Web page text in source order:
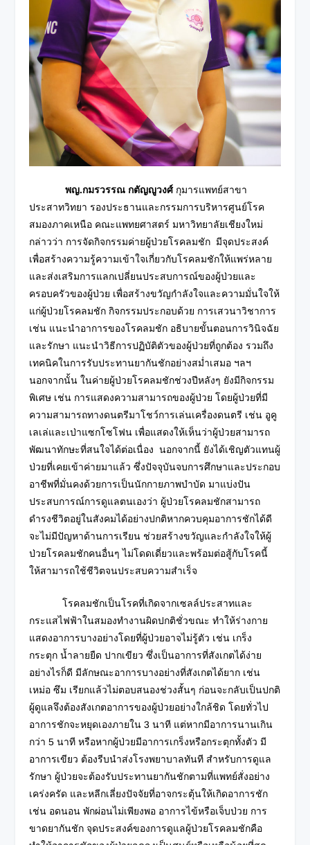
พญ.กมรวรรณ กตัญญูวงศ์ กุมารแพทย์สาขา
ประสาทวิทยา รองประธานและกรรมการบริหารศูนย์โรค
สมองภาคเหนือ คณะแพทยศาสตร์ มหาวิทยาลัยเชียงใหม่
กล่าวว่า การจัดกิจกรรมค่ายผู้ป่วยโรคลมชัก มีจุดประสงค์
เพื่อสร้างความรู้ความเข้าใจเกี่ยวกับโรคลมชักให้แพร่หลาย
และส่งเสริมการแลกเปลี่ยนประสบการณ์ของผู้ป่วยและ
ครอบครัวของผู้ป่วย เพื่อสร้างขวัญกำลังใจและความมั่นใจให้
แก่ผู้ป่วยโรคลมชัก กิจกรรมประกอบด้วย การเสวนาวิชาการ
เช่น แนะนำอาการของโรคลมชัก อธิบายขั้นตอนการวินิจฉัย
และรักษา แนะนำวิธีการปฏิบัติตัวของผู้ป่วยที่ถูกต้อง รวมถึง
เทคนิคในการรับประทานยากันชักอย่างสม่ำเสมอ ฯลฯ
นอกจากนั้น ในค่ายผู้ป่วยโรคลมชักช่วงปีหลังๆ ยังมีกิจกรรม
พิเศษ เช่น การแสดงความสามารถของผู้ป่วย โดยผู้ป่วยที่มี
ความสามารถทางดนตรีมาโชว์การเล่นเครื่องดนตรี เช่น อูคู
เลเล่และเป่าแซกโซโฟน เพื่อแสดงให้เห็นว่าผู้ป่วยสามารถ
พัฒนาทักษะที่สนใจได้ต่อเนื่อง นอกจากนี้ ยังได้เชิญตัวแทนผู้
ป่วยที่เคยเข้าค่ายมาแล้ว ซึ่งปัจจุบันจบการศึกษาและประกอบ
อาชีพที่มั่นคงด้วยการเป็นนักกายภาพบำบัด มาแบ่งปัน
ประสบการณ์การดูแลตนเองว่า ผู้ป่วยโรคลมชักสามารถ
ดำรงชีวิตอยู่ในสังคมได้อย่างปกติหากควบคุมอาการชักได้ดี
จะไม่มีปัญหาด้านการเรียน ช่วยสร้างขวัญและกำลังใจให้ผู้
ป่วยโรคลมชักคนอื่นๆ ไม่โดดเดี่ยวและพร้อมต่อสู้กับโรคนี้
ให้สามารถใช้ชีวิตจนประสบความสำเร็จ
โรคลมชักเป็นโรคที่เกิดจากเซลล์ประสาทและ
กระแสไฟฟ้าในสมองทำงานผิดปกติชั่วขณะ ทำให้ร่างกาย
แสดงอาการบางอย่างโดยที่ผู้ป่วยอาจไม่รู้ตัว เช่น เกร็ง
กระตุก น้ำลายยืด ปากเขียว ซึ่งเป็นอาการที่สังเกตได้ง่าย
อย่างไรก็ดี มีลักษณะอาการบางอย่างที่สังเกตได้ยาก เช่น
เหม่อ ซึม เรียกแล้วไม่ตอบสนองช่วงสั้นๆ ก่อนจะกลับเป็นปกติ
ผู้ดูแลจึงต้องสังเกตอาการของผู้ป่วยอย่างใกล้ชิด โดยทั่วไป
อาการชักจะหยุดเองภายใน 3 นาที แต่หากมีอาการนานเกิน
กว่า 5 นาที หรือหากผู้ป่วยมีอาการเกร็งหรือกระตุกทั้งตัว มี
อาการเขียว ต้องรีบนำส่งโรงพยาบาลทันที สำหรับการดูแล
รักษา ผู้ป่วยจะต้องรับประทานยากันชักตามที่แพทย์สั่งอย่าง
เคร่งครัด และหลีกเลี่ยงปัจจัยที่อาจกระตุ้นให้เกิดอาการชัก
เช่น อดนอน พักผ่อนไม่เพียงพอ อาการไข้หรือเจ็บป่วย การ
ขาดยากันชัก จุดประสงค์ของการดูแลผู้ป่วยโรคลมชักคือ